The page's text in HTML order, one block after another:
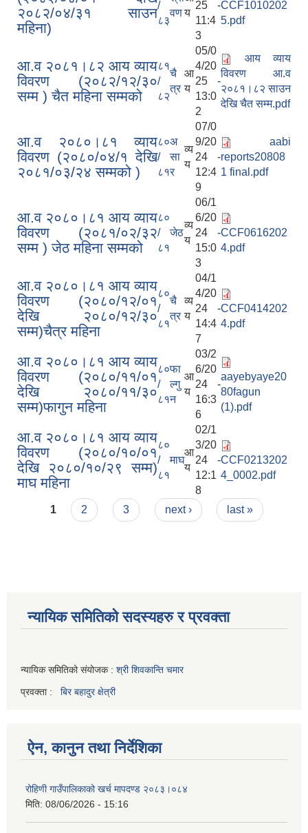
२०८२/०४/३१ साउन
महिना)
/
८३
वणय
25 -
11:4
3
CCF1010202
5.pdf
आ.व २०८१।८२ आय व्याय
विवरण (२०८२/१२/३०
सम्म ) चैत महिना सम्मको
८१
/
८२
चै
त्र
आ
य
05/0
4/20
25 -
13:0
2
आय व्याय
विवरण आ.व
२०८१।८२ साउन
देखि चैत सम्म.pdf
आ.व २०८०।८१ व्याय
विवरण (२०८०/०४/१ देखि
२०८१/०३/२४ सम्मको )
८०
/
८१
अ
सा
र
व्य
य
07/0
9/20
24 -
12:4
9
aabi
reports20808
1 final.pdf
आ.व २०८०।८१ आय व्याय
विवरण (२०८१/०२/३२
सम्म ) जेठ महिना सम्मको
८०
/
८१
जेठ
व्य
य
06/1
6/20
24 -
15:0
3
CCF0616202
4.pdf
आ.व २०८०।८१ आय व्याय
विवरण (२०८०/१२/०१
देखि २०८०/१२/३०
सम्म)चैत्र महिना
८०
/
८१
चै
त्र
व्य
य
04/1
4/20
24 -
14:4
7
CCF0414202
4.pdf
आ.व २०८०।८१ आय व्याय
विवरण (२०८०/११/०१
देखि २०८०/११/३०
सम्म)फागुन महिना
८०
/
८१
फा
ल्गु
न
आ
य
03/2
6/20
24 -
16:3
6
aayebyaye20
80fagun
(1).pdf
आ.व २०८०।८१ आय व्याय
विवरण (२०८०/१०/०१
देखि २०८०/१०/२९ सम्म)
माघ महिना
८०
/
८१
माघ
आ
य
02/1
3/20
24 -
12:1
8
CCF0213202
4_0002.pdf
Pages
1 2 3 next › last »
न्यायिक समितिको सदस्यहरु र प्रवक्ता
न्यायिक समितिको संयोजक : श्री शिवकान्ति चमार
प्रवक्ता : बिर बहादुर क्षेत्री
ऐन, कानुन तथा निर्देशिका
रोहिणी गाउँपालिकाको खर्च मापदण्ड २०८३।०८४
मिति: 08/06/2026 - 15:16